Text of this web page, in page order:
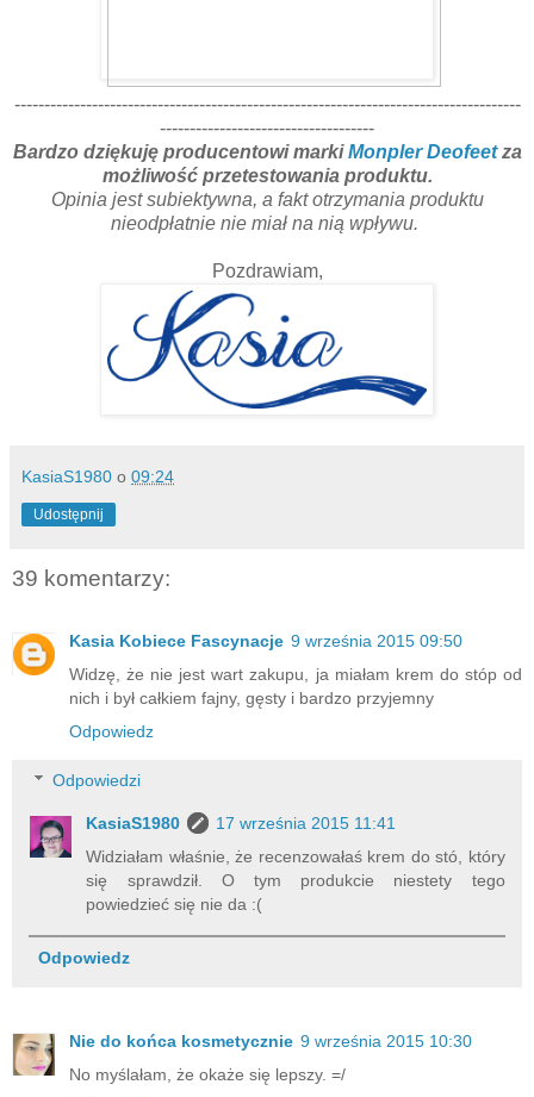
-------------------------------------------------------------------------------------
------------------------------------
Bardzo dziękuję producentowi markiMonpler Deofeetza
możliwość przetestowania produktu.
Opinia jest subiektywna, a fakt otrzymania produktu
nieodpłatnie nie miał na nią wpływu.
Pozdrawiam,
KasiaS1980 o 09:24
Udostępnij
39 komentarzy:
Kasia Kobiece Fascynacje 9 września 2015 09:50
Widzę, że nie jest wart zakupu, ja miałam krem do stóp od
nich i był całkiem fajny, gęsty i bardzo przyjemny
Odpowiedz
Odpowiedzi
KasiaS1980
17 września 2015 11:41
Widziałam właśnie, że recenzowałaś krem do stó, który
się sprawdził. O tym produkcie niestety tego
powiedzieć się nie da :(
Odpowiedz
Nie do końca kosmetycznie 9 września 2015 10:30
No myślałam, że okaże się lepszy. =/